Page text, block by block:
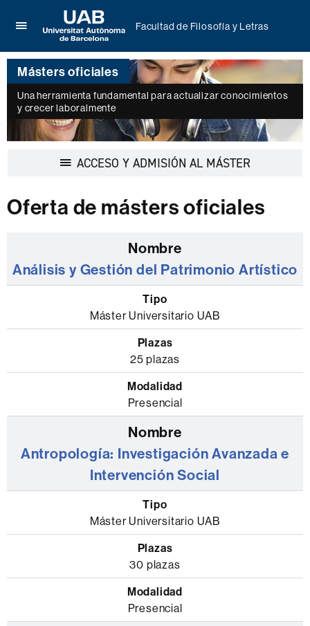
aquí
para
desplegar
el
menú
de
Facultad
Universitat
Autònoma
de
Barcelona
Facultad de Filosofía y Letras
Másters oficiales
Una herramienta fundamental para actualizar conocimientos
y crecer laboralmente
ACCESO Y ADMISIÓN AL MÁSTERDesplegar
Oferta de másters oficiales
los
de
Facultad
Letras
tipo
máster,
Análisis y Gestión del Patrimonio Artístico
Máster Universitario UAB
25 plazas
Presencial
Antropología: Investigación Avanzada e
Intervención Social
Máster Universitario UAB
30 plazas
Presencial